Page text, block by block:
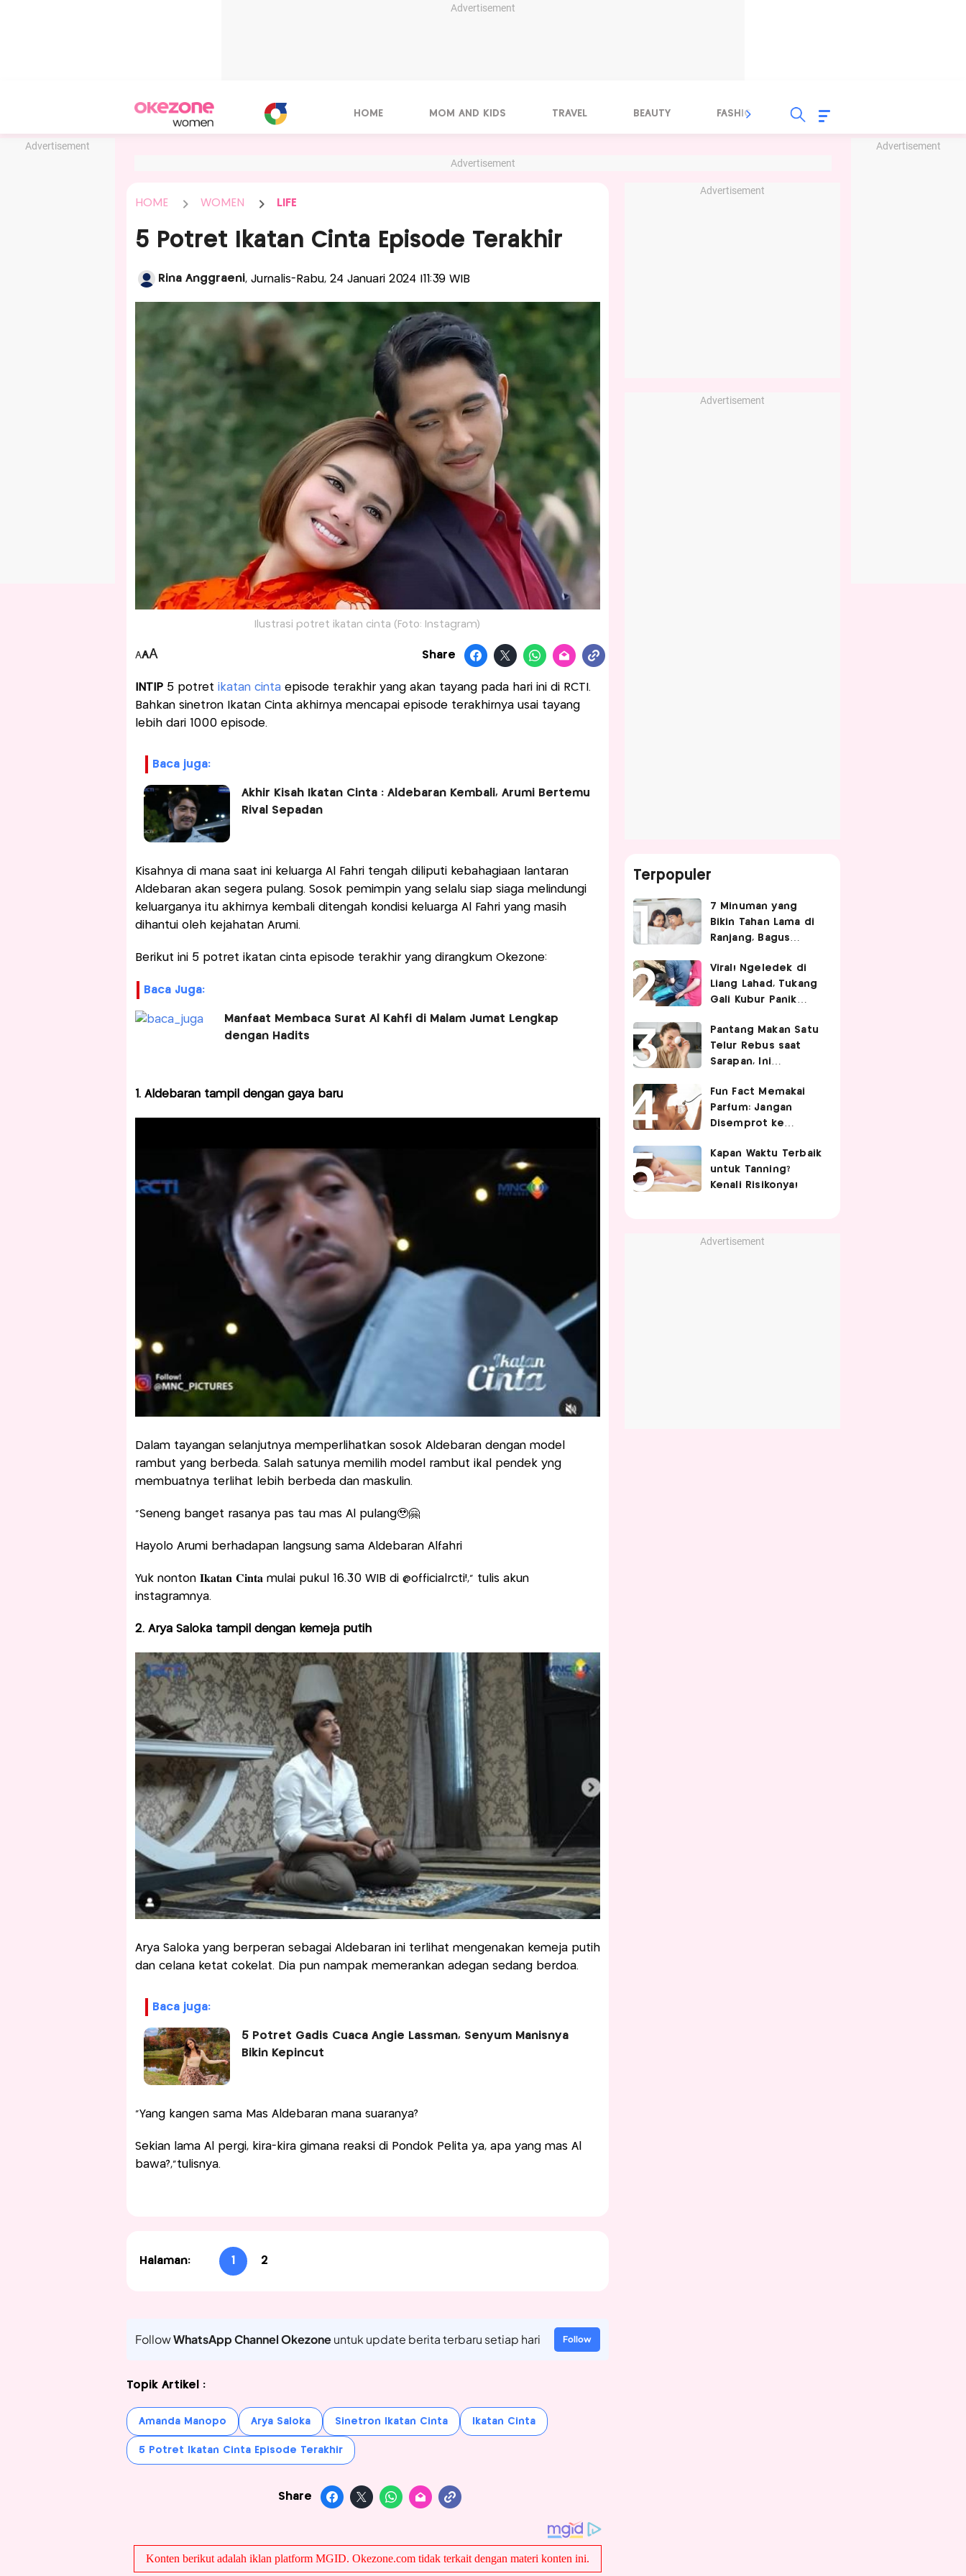
Advertisement
Advertisement Advertisement
HOME MOM AND KIDS TRAVEL BEAUTY FASHION FOOD
Advertisement
HOME WOMEN LIFE
5 Potret Ikatan Cinta Episode Terakhir
Rina Anggraeni, Jurnalis-Rabu, 24 Januari 2024 |11:39 WIB
Ilustrasi potret ikatan cinta (Foto: Instagram)
AAA Share
INTIP5 potret ikatan cintaepisode terakhir yang akan tayang pada hari ini di RCTI.
Bahkan sinetron Ikatan Cinta akhirnya mencapai episode terakhirnya usai tayang
lebih dari 1000 episode.
baca juga:
Akhir Kisah Ikatan Cinta : Aldebaran Kembali, Arumi Bertemu
Rival Sepadan
Kisahnya di mana saat ini keluarga Al Fahri tengah diliputi kebahagiaan lantaran
Aldebaran akan segera pulang. Sosok pemimpin yang selalu siap siaga melindungi
keluarganya itu akhirnya kembali ditengah kondisi keluarga Al Fahri yang masih
dihantui oleh kejahatan Arumi.
Berikut ini 5 potret ikatan cinta episode terakhir yang dirangkum Okezone:
Baca Juga:
Manfaat Membaca Surat Al Kahfi di Malam Jumat Lengkap
dengan Hadits
1. Aldebaran tampil dengan gaya baru
Dalam tayangan selanjutnya memperlihatkan sosok Aldebaran dengan model
rambut yang berbeda. Salah satunya memilih model rambut ikal pendek yng
membuatnya terlihat lebih berbeda dan maskulin.
"Seneng banget rasanya pas tau mas Al pulang🥹🤗
Hayolo Arumi berhadapan langsung sama Aldebaran Alfahri
Yuk nonton 𝐈𝐤𝐚𝐭𝐚𝐧 𝐂𝐢𝐧𝐭𝐚 mulai pukul 16.30 WIB di @officialrcti!," tulis akun
instagramnya.
2. Arya Saloka tampil dengan kemeja putih
Arya Saloka yang berperan sebagai Aldebaran ini terlihat mengenakan kemeja putih
dan celana ketat cokelat. Dia pun nampak memerankan adegan sedang berdoa.
baca juga:
5 Potret Gadis Cuaca Angie Lassman, Senyum Manisnya
Bikin Kepincut
“Yang kangen sama Mas Aldebaran mana suaranya?
Sekian lama Al pergi, kira-kira gimana reaksi di Pondok Pelita ya, apa yang mas Al
bawa?,"tulisnya.
Halaman: 1 2
FollowWhatsApp Channel Okezoneuntuk update berita terbaru setiap hari Follow
Topik Artikel :
Amanda Manopo Arya Saloka Sinetron Ikatan Cinta Ikatan Cinta
5 Potret Ikatan Cinta Episode Terakhir
Share
Advertisement
Advertisement
Terpopuler
7 Minuman yang
Bikin Tahan Lama di
Ranjang, Bagus
Hubungan Intim
Viral! Ngeledek di
Liang Lahad, Tukang
Gali Kubur Panik
Pantang Makan Satu
Telur Rebus saat
Sarapan, Ini
Ahli Gizi!
Fun Fact Memakai
Parfum: Jangan
Disemprot ke
Golden Time
Memakainya!
Kapan Waktu Terbaik
untuk Tanning?
Kenali Risikonya!
Advertisement